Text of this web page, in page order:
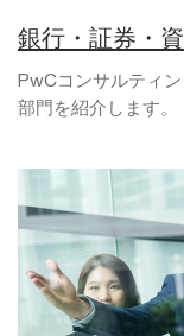
銀行・証券・
PwCコンサルティ
部門を紹介します。